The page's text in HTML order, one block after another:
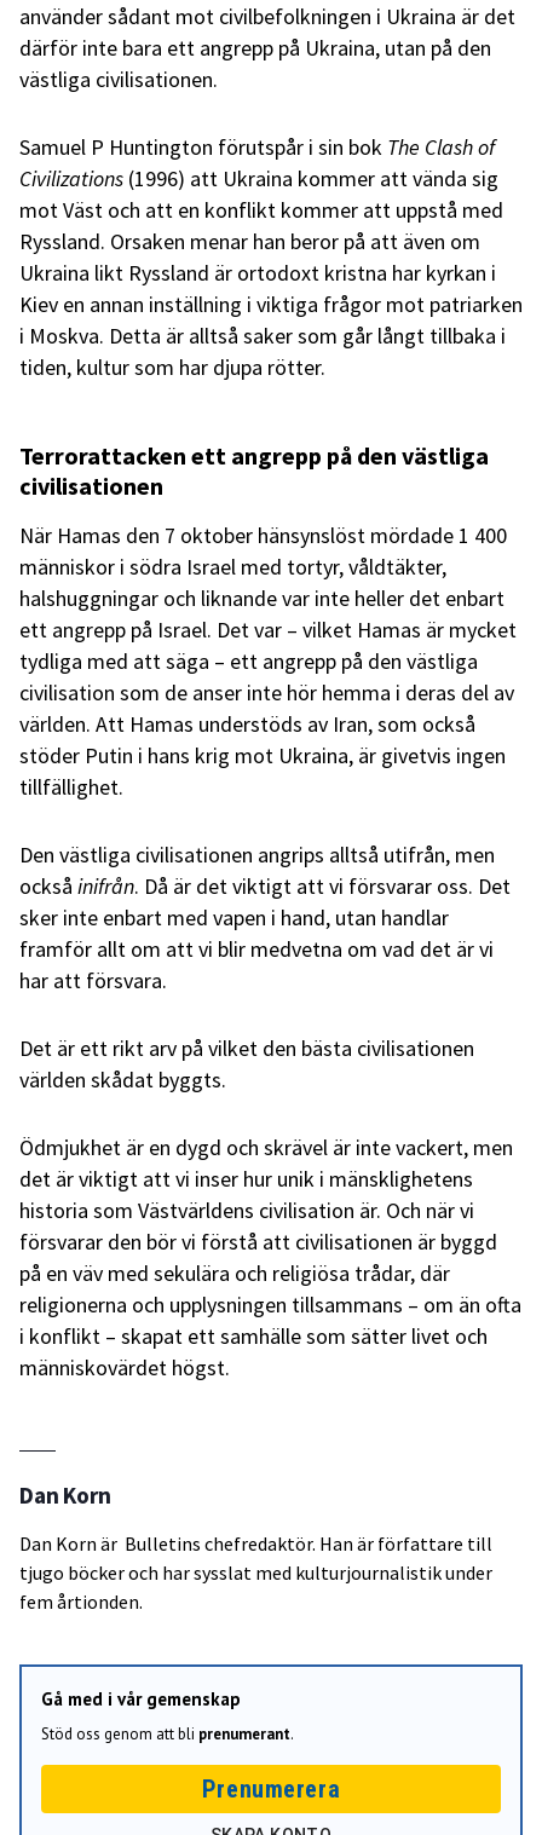
använder sådant mot civilbefolkningen i Ukraina är det
därför inte bara ett angrepp på Ukraina, utan på den
västliga civilisationen.
Samuel P Huntington förutspår i sin bok The Clash of
Civilizations (1996) att Ukraina kommer att vända sig
mot Väst och att en konflikt kommer att uppstå med
Ryssland. Orsaken menar han beror på att även om
Ukraina likt Ryssland är ortodoxt kristna har kyrkan i
Kiev en annan inställning i viktiga frågor mot patriarken
i Moskva. Detta är alltså saker som går långt tillbaka i
tiden, kultur som har djupa rötter.
Terrorattacken ett angrepp på den västliga
civilisationen
När Hamas den 7 oktober hänsynslöst mördade 1 400
människor i södra Israel med tortyr, våldtäkter,
halshuggningar och liknande var inte heller det enbart
ett angrepp på Israel. Det var – vilket Hamas är mycket
tydliga med att säga – ett angrepp på den västliga
civilisation som de anser inte hör hemma i deras del av
världen. Att Hamas understöds av Iran, som också
stöder Putin i hans krig mot Ukraina, är givetvis ingen
tillfällighet.
Den västliga civilisationen angrips alltså utifrån, men
också inifrån. Då är det viktigt att vi försvarar oss. Det
sker inte enbart med vapen i hand, utan handlar
framför allt om att vi blir medvetna om vad det är vi
har att försvara.
Det är ett rikt arv på vilket den bästa civilisationen
världen skådat byggts.
Ödmjukhet är en dygd och skrävel är inte vackert, men
det är viktigt att vi inser hur unik i mänsklighetens
historia som Västvärldens civilisation är. Och när vi
försvarar den bör vi förstå att civilisationen är byggd
på en väv med sekulära och religiösa trådar, där
religionerna och upplysningen tillsammans – om än ofta
i konflikt – skapat ett samhälle som sätter livet och
människovärdet högst.
Dan Korn
Dan Korn är Bulletins chefredaktör. Han är författare till
tjugo böcker och har sysslat med kulturjournalistik under
fem årtionden.
Gå med i vår gemenskap
Stöd oss genom att bli prenumerant.
Prenumerera